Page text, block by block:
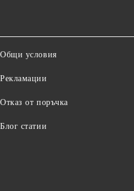
Общи условия
Рекламации
Отказ от поръчка
Блог статии